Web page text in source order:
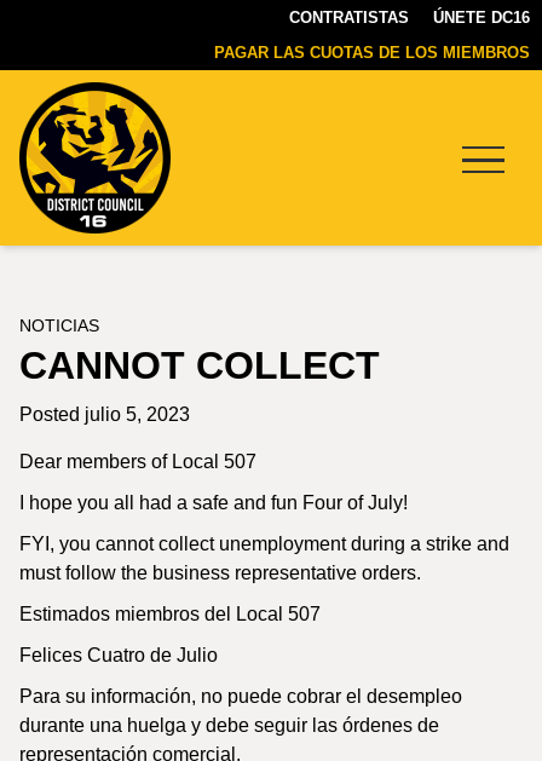
CONTRATISTAS
ÚNETE DC16
PAGAR LAS CUOTAS DE LOS MIEMBROS
NOTICIAS
CANNOT COLLECT
Posted julio 5, 2023
Dear members of Local 507
I hope you all had a safe and fun Four of July!
FYI, you cannot collect unemployment during a strike and
must follow the business representative orders.
Estimados miembros del Local 507
Felices Cuatro de Julio
Para su información, no puede cobrar el desempleo
durante una huelga y debe seguir las órdenes de
representación comercial.